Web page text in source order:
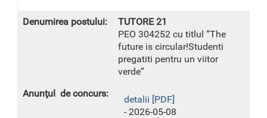
TUTORE 21
PEO 304252 cu titlul ”The
future is circular!Studenti
pregatiti pentru un viitor
verde”
detalii [PDF]
- 2026-05-08